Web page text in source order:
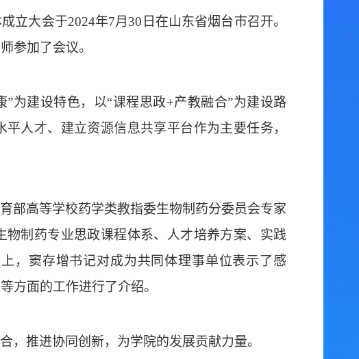
立大会于2024年7月30日在山东省烟台市召开。
参加了会议。
”为建设特色，以“课程思政+产教融合”为建设路
人才、建立资源信息共享平台作为主要任务，
部高等学校药学类教指委生物制药分委员会专家
制药专业思政课程体系、人才培养方案、实践
，窦存增书记对成为共同体理事单位表示了感
方面的工作进行了介绍。
，推进协同创新，为学院的发展贡献力量。